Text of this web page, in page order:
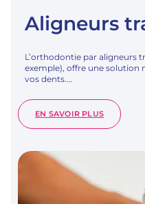
Aligneurs
L’orthodontie par aligneurs
exemple), offre une solution
vos dents.…
EN SAVOIR PLUS: